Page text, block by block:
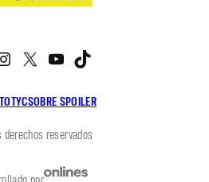
TYCSOBRE SPOILER
Instagram
X YouTube
derechos reservados